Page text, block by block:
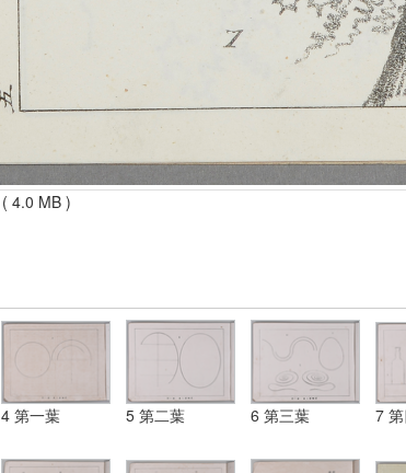
( 4.0 MB )
4 第一葉 5 第二葉 6 第三葉 7